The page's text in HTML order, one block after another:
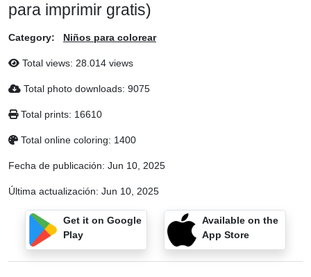
para imprimir gratis)
Category: Niños para colorear
Total views: 28.014 views
Total photo downloads: 9075
Total prints: 16610
Total online coloring: 1400
Fecha de publicación: Jun 10, 2025
Última actualización: Jun 10, 2025
Get it on Google
Play
Available on the
App Store